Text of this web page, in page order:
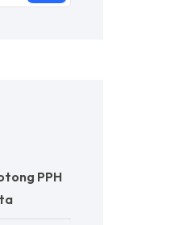
PPH